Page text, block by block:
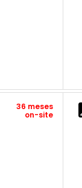
36 meses
on-site